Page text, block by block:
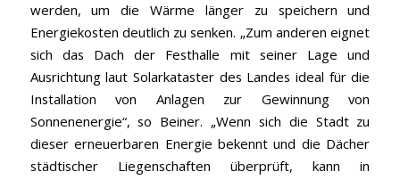
werden, um die Wärme länger zu speichern und
Energiekosten deutlich zu senken. „Zum anderen eignet
sich das Dach der Festhalle mit seiner Lage und
Ausrichtung laut Solarkataster des Landes ideal für die
Installation von Anlagen zur Gewinnung von
Sonnenenergie“, so Beiner. „Wenn sich die Stadt zu
dieser erneuerbaren Energie bekennt und die Dächer
städtischer Liegenschaften überprüft, kann in